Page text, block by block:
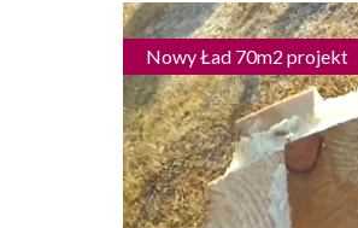
Nowy Ład 70m2 projekt